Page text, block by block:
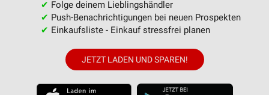
✔ Folge deinem Lieblingshändler
✔ Push-Benachrichtigungen bei neuen Prospekten
✔ Einkaufsliste - Einkauf stressfrei planen
JETZT LADEN UND SPAREN!